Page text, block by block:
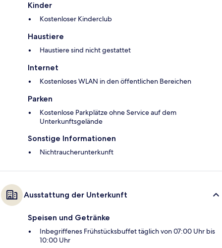
Kinder
Kostenloser Kinderclub
Haustiere
Haustiere sind nicht gestattet
Internet
Kostenloses WLAN in den öffentlichen Bereichen
Parken
Kostenlose Parkplätze ohne Service auf dem
Unterkunftsgelände
Sonstige Informationen
Nichtraucherunterkunft
Ausstattung der Unterkunft
Speisen und Getränke
Inbegriffenes Frühstücksbuffet täglich von 07:00 Uhr bis
10:00 Uhr